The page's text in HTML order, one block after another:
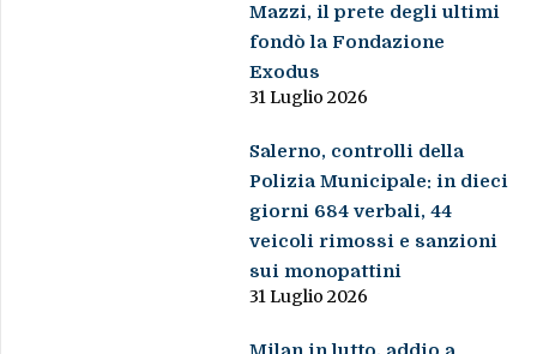
Mazzi, il prete degli ultimi
fondò la Fondazione
Exodus
31 Luglio 2026
Salerno, controlli della
Polizia Municipale: in dieci
giorni 684 verbali, 44
veicoli rimossi e sanzioni
sui monopattini
31 Luglio 2026